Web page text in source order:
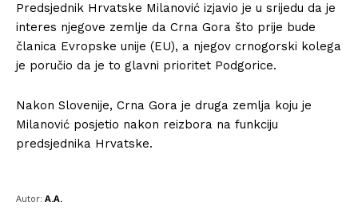
Predsjednik Hrvatske Milanović izjavio je u srijedu da je
interes njegove zemlje da Crna Gora što prije bude
članica Evropske unije (EU), a njegov crnogorski kolega
je poručio da je to glavni prioritet Podgorice.
Nakon Slovenije, Crna Gora je druga zemlja koju je
Milanović posjetio nakon reizbora na funkciju
predsjednika Hrvatske.
Autor: A.A.